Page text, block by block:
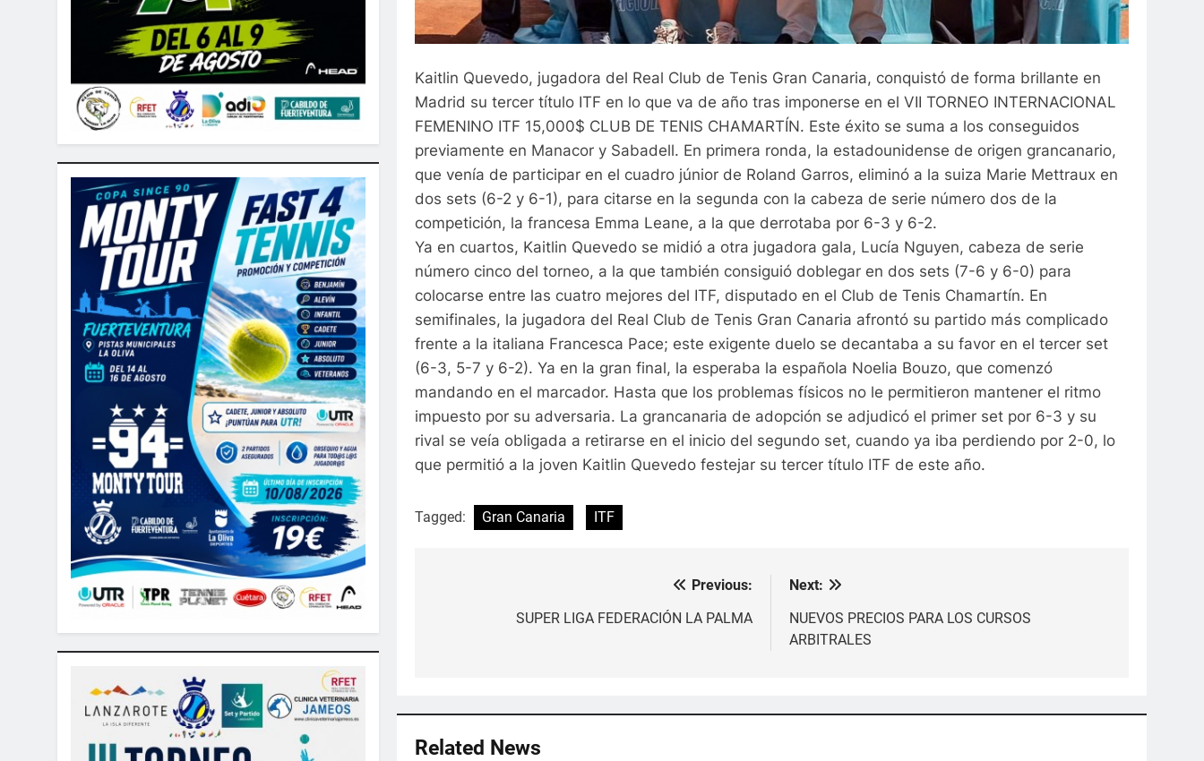
Kaitlin Quevedo, jugadora del Real Club de Tenis Gran Canaria, conquistó de forma brillante en
Madrid su tercer título ITF en lo que va de año tras imponerse en el VII TORNEO INTERNACIONAL
FEMENINO ITF 15,000$ CLUB DE TENIS CHAMARTÍN. Este éxito se suma a los conseguidos
previamente en Manacor y Sabadell. En primera ronda, la estadounidense de origen grancanario,
que venía de participar en el cuadro júnior de Roland Garros, eliminó a la suiza Marie Mettraux en
dos sets (6-2 y 6-1), para citarse en la segunda con la cabeza de serie número dos de la
competición, la francesa Emma Leane, a la que derrotaba por 6-3 y 6-2.
Ya en cuartos, Kaitlin Quevedo se midió a otra jugadora gala, Lucía Nguyen, cabeza de serie
número cinco del torneo, a la que también consiguió doblegar en dos sets (7-6 y 6-0) para
colocarse entre las cuatro mejores del ITF, disputado en el Club de Tenis Chamartín. En
semifinales, la jugadora del Real Club de Tenis Gran Canaria afrontó su partido más complicado
frente a la italiana Francesca Pace; este exigente duelo se decantaba a su favor en el tercer set
(6-3, 5-7 y 6-2). Ya en la gran final, la esperaba la española Noelia Bouzo, que comenzó
mandando en el marcador. Hasta que los problemas físicos no le permitieron mantener el ritmo
impuesto por su adversaria. La grancanaria de adopción se adjudicó el primer set por 6-3 y su
rival se veía obligada a retirarse en el inicio del segundo set, cuando ya iba perdiendo por 2-0, lo
que permitió a la joven Kaitlin Quevedo festejar su tercer título ITF de este año.
Tagged: Gran Canaria ITF
Previous:
SUPER LIGA FEDERACIÓN LA PALMA
Next:
NUEVOS PRECIOS PARA LOS CURSOS
ARBITRALES
Related News